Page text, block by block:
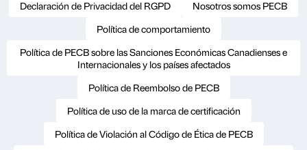
Declaración de Privacidad del RGPD
Nosotros somos PECB
Política de comportamiento
Política de PECB sobre las Sanciones Económicas Canadienses e
Internacionales y los países afectados
Política de Reembolso de PECB
Política de uso de la marca de certificación
Política de Violación al Código de Ética de PECB